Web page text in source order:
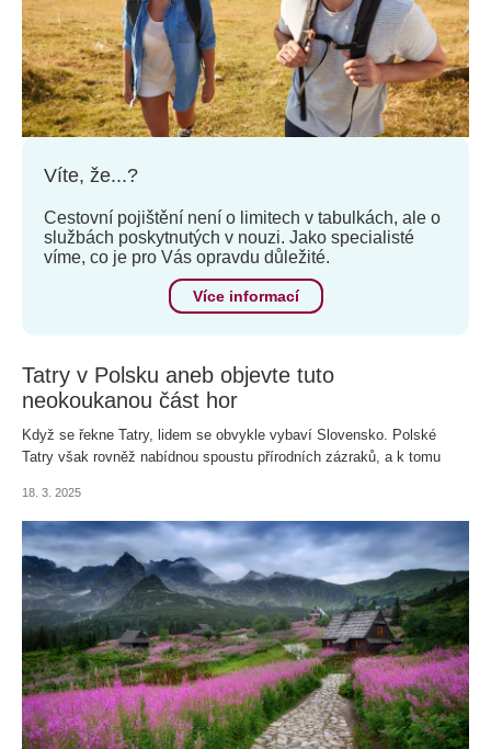
Víte, že...?
Cestovní pojištění není o limitech v tabulkách, ale o
službách poskytnutých v nouzi. Jako specialisté
víme, co je pro Vás opravdu důležité.
Více informací
Tatry v Polsku aneb objevte tuto
neokoukanou část hor
Když se řekne Tatry, lidem se obvykle vybaví Slovensko. Polské
Tatry však rovněž nabídnou spoustu přírodních zázraků, a k tomu
18. 3. 2025